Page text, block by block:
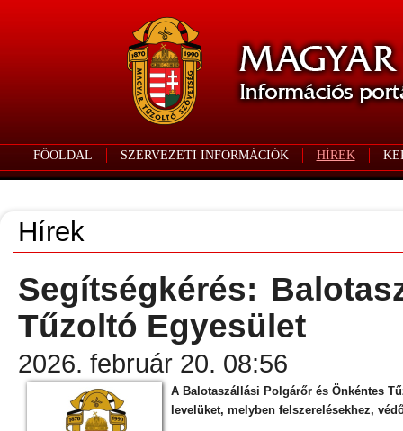
FŐOLDAL SZERVEZETI INFORMÁCIÓK HÍREK
Hírek
Segítségkérés:
Tűzoltó Egyesület
2026. február 20. 08:56
A Balotaszállási Polgárőr és Önkéntes
levelüket, melyben felszerelésekhez,